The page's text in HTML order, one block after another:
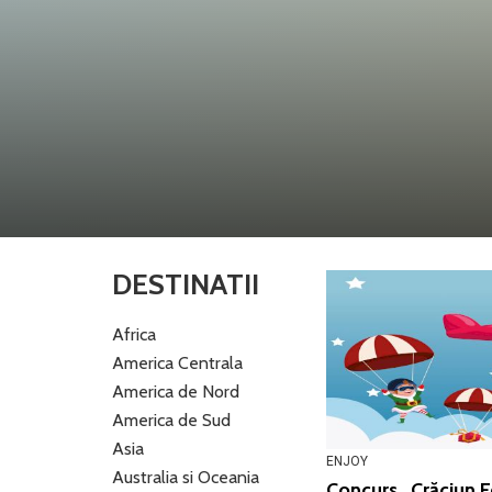
DESTINATII
Africa
America Centrala
America de Nord
America de Sud
Asia
Australia si Oceania
ENJOY